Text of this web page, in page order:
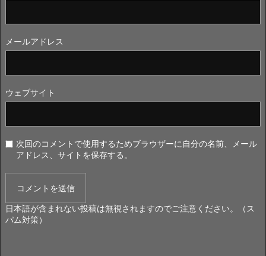
メールアドレス
ウェブサイト
次回のコメントで使用するためブラウザーに自分の名前、メール
アドレス、サイトを保存する。
日本語が含まれない投稿は無視されますのでご注意ください。（ス
パム対策）